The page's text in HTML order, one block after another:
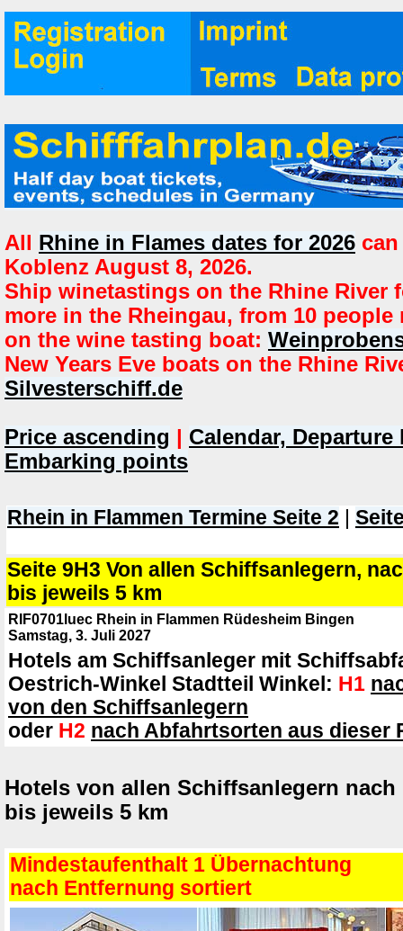
All Rhine in Flames dates for 2026
Koblenz August 8, 2026.
Ship winetastings on the Rhine River
more in the Rheingau, from 10 people
on the wine tasting boat:
New Years Eve boats on the Rhine
Silvesterschiff.de
Price ascending | Calendar,
Embarking points
Rhein in Flammen Termine Seite 2
Seite 9H3 Von allen Schiffsanlegern,
bis jeweils 5 km
RIF0701luec Rhein in Flammen Rüdesheim Bingen
Samstag, 3. Juli 2027
Hotels am Schiffsanleger mit
Oestrich-Winkel Stadtteil Winkel: H1
von den Schiffsanlegern
oder H2 nach Abfahrtsorten aus dieser
Hotels von allen Schiffsanlegern
bis jeweils 5 km
Mindestaufenthalt 1 Übernachtung
nach Entfernung sortiert